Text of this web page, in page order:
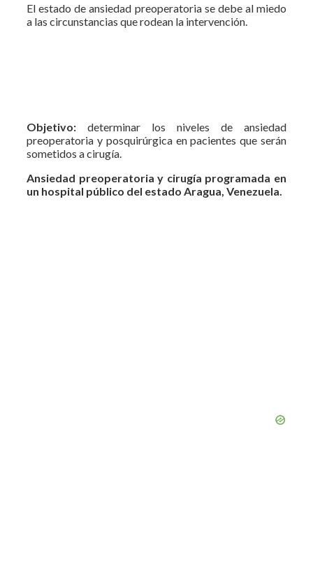
El estado de ansiedad preoperatoria se debe al miedo
a las circunstancias que rodean la intervención.
Objetivo: determinar los niveles de ansiedad
preoperatoria y posquirúrgica en pacientes que serán
sometidos a cirugía.
Ansiedad preoperatoria y cirugía programada en
un hospital público del estado Aragua, Venezuela.